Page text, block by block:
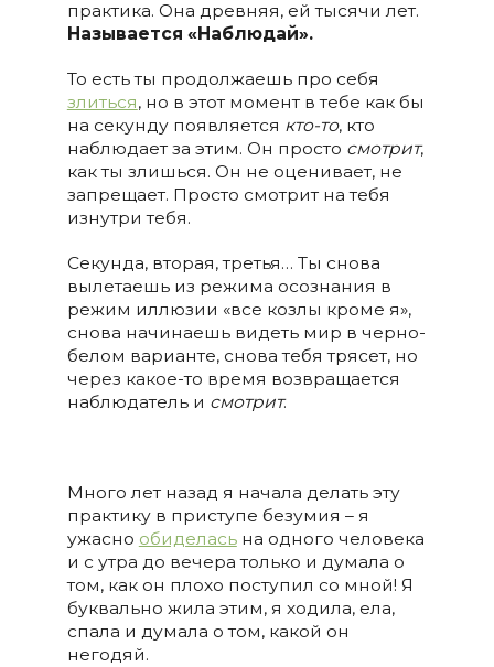
практика. Она древняя, ей тысячи лет.
Называется «Наблюдай».
То есть ты продолжаешь про себя
злиться, но в этот момент в тебе как бы
на секунду появляется кто-то, кто
наблюдает за этим. Он просто смотрит,
как ты злишься. Он не оценивает, не
запрещает. Просто смотрит на тебя
изнутри тебя.
Секунда, вторая, третья… Ты снова
вылетаешь из режима осознания в
режим иллюзии «все козлы кроме я»,
снова начинаешь видеть мир в черно-
белом варианте, снова тебя трясет, но
через какое-то время возвращается
наблюдатель и смотрит.
Много лет назад я начала делать эту
практику в приступе безумия – я
ужасно обиделасьна одного человека
и с утра до вечера только и думала о
том, как он плохо поступил со мной! Я
буквально жила этим, я ходила, ела,
спала и думала о том, какой он
негодяй.